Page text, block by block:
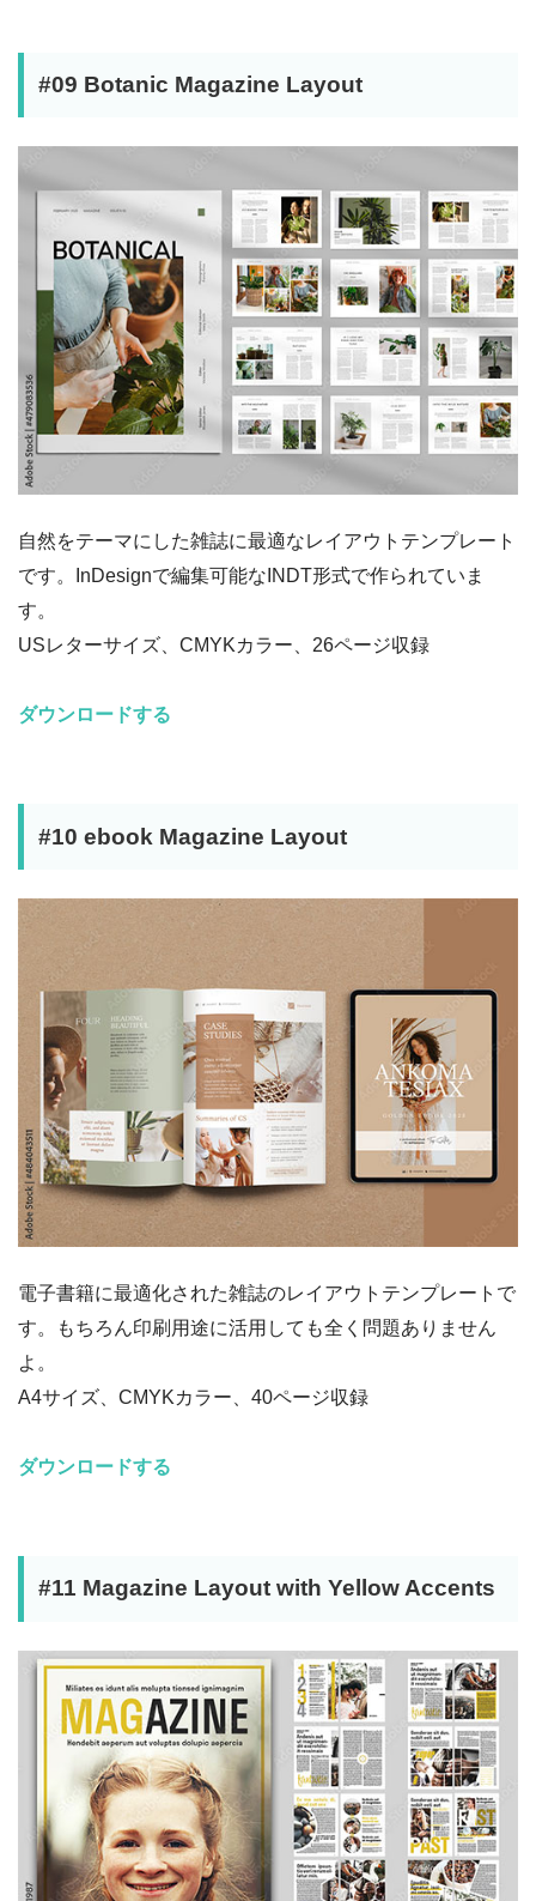
#09 Botanic Magazine Layout
自然をテーマにした雑誌に最適なレイアウトテンプレート
です。InDesignで編集可能なINDT形式で作られていま
す。
USレターサイズ、CMYKカラー、26ページ収録
ダウンロードする
#10 ebook Magazine Layout
電子書籍に最適化された雑誌のレイアウトテンプレートで
す。もちろん印刷用途に活用しても全く問題ありません
よ。
A4サイズ、CMYKカラー、40ページ収録
ダウンロードする
#11 Magazine Layout with Yellow Accents